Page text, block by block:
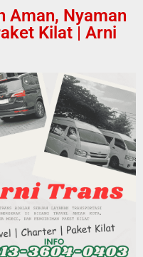
Aman, Nyaman
Kilat | Arni